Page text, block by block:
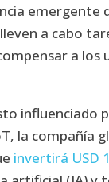
emergente
a cabo
a
la compañía
invertirá USD